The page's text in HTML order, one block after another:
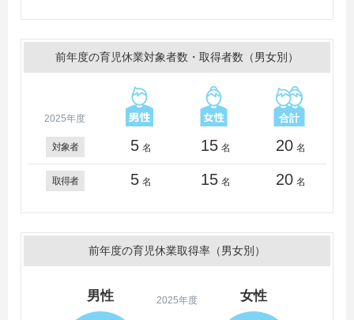
前年度の育児休業対象者数・取得者数（男女別）
2025年度
対象者 5 名 15 名 20 名
取得者 5 名 15 名 20 名
前年度の育児休業取得率（男女別）
2025年度
男性 女性